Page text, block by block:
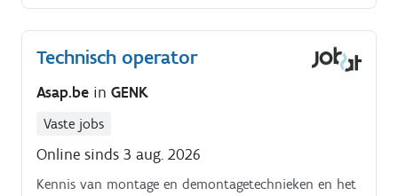
dagen Tewerkstelling bij een internationaal en
financieel sterk productiebedrijf Opleiding: Uitgebreid
onboarding traject, intensieve opleiding op de
uitdaging binnen een internationale
productieomgeving waar jouw inzet echt
Technisch operator
Asap.be in GENK
Vaste jobs
Online sinds 3 aug. 2026
Kennis van montage en demontagetechnieken en het